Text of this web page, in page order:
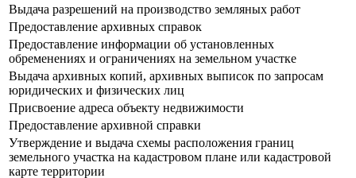
Выдача разрешений на производство земляных работ
Предоставление архивных справок
Предоставление информации об установленных
обременениях и ограничениях на земельном участке
Выдача архивных копий, архивных выписок по запросам
юридических и физических лиц
Присвоение адреса объекту недвижимости
Предоставление архивной справки
Утверждение и выдача схемы расположения границ
земельного участка на кадастровом плане или кадастровой
карте территории